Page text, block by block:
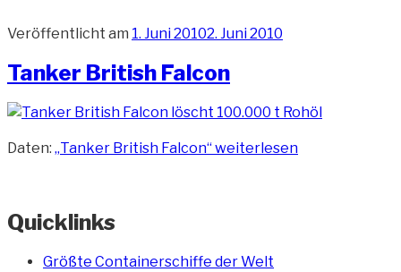
Veröffentlicht am 1. Juni 20102. Juni 2010
Tanker British Falcon
Daten: „Tanker British Falcon“weiterlesen
Quicklinks
Größte Containerschiffe der Welt